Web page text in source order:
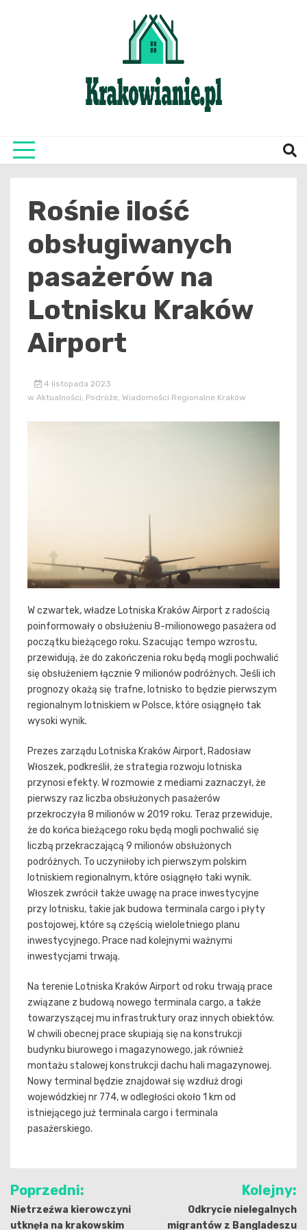
Rośnie ilość
obsługiwanych
pasażerów na
Lotnisku Kraków
Airport
4 listopada 2023
w Aktualności, Podróże, Wiadomości Regionalne Kraków
W czwartek, władze Lotniska Kraków Airport z radością
poinformowały o obsłużeniu 8-milionowego pasażera od
początku bieżącego roku. Szacując tempo wzrostu,
przewidują, że do zakończenia roku będą mogli pochwalić
się obsłużeniem łącznie 9 milionów podróżnych. Jeśli ich
prognozy okażą się trafne, lotnisko to będzie pierwszym
regionalnym lotniskiem w Polsce, które osiągnęło tak
wysoki wynik.
Prezes zarządu Lotniska Kraków Airport, Radosław
Włoszek, podkreślił, że strategia rozwoju lotniska
przynosi efekty. W rozmowie z mediami zaznaczył, że
pierwszy raz liczba obsłużonych pasażerów
przekroczyła 8 milionów w 2019 roku. Teraz przewiduje,
że do końca bieżącego roku będą mogli pochwalić się
liczbą przekraczającą 9 milionów obsłużonych
podróżnych. To uczyniłoby ich pierwszym polskim
lotniskiem regionalnym, które osiągnęło taki wynik.
Włoszek zwrócił także uwagę na prace inwestycyjne
przy lotnisku, takie jak budowa terminala cargo i płyty
postojowej, które są częścią wieloletniego planu
inwestycyjnego. Prace nad kolejnymi ważnymi
inwestycjami trwają.
Na terenie Lotniska Kraków Airport od roku trwają prace
związane z budową nowego terminala cargo, a także
towarzyszącej mu infrastruktury oraz innych obiektów.
W chwili obecnej prace skupiają się na konstrukcji
budynku biurowego i magazynowego, jak również
montażu stalowej konstrukcji dachu hali magazynowej.
Nowy terminal będzie znajdował się wzdłuż drogi
wojewódzkiej nr 774, w odległości około 1 km od
istniejącego już terminala cargo i terminala
pasażerskiego.
Nawigacja
wpisu
Poprzedni:
Nietrzeźwa kierowczyni
utknęła na krakowskim
Kolejny:
Odkrycie nielegalnych
migrantów z Bangladeszu